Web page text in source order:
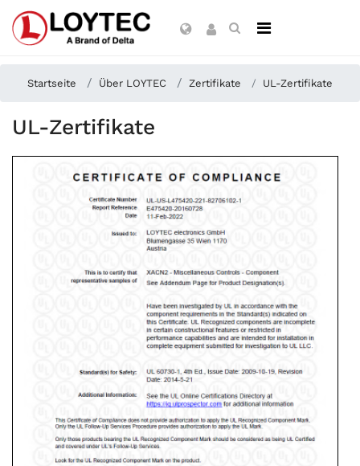
Startseite Über LOYTEC Zertifikate UL-Zertifikate
UL-Zertifikate